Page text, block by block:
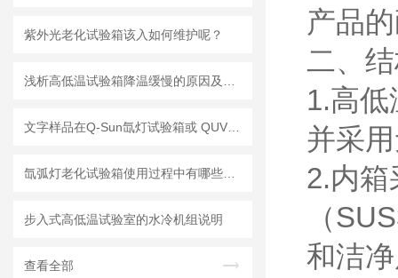
紫外光老化试验箱该入如何维护呢？
步入式高低温试验室的水冷机组说明
查看全部
产品
二、
1.高
并采
2.内箱
（
和洁